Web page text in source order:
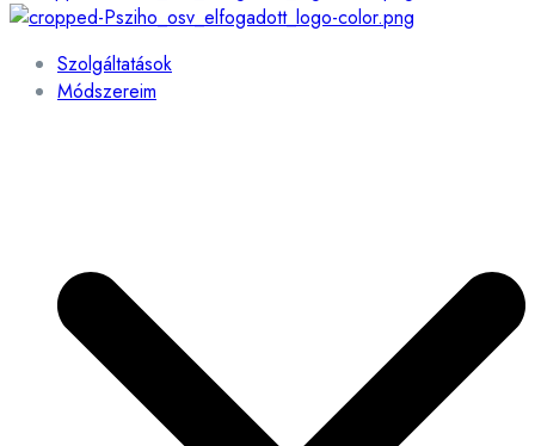
Szolgáltatások
Módszereim